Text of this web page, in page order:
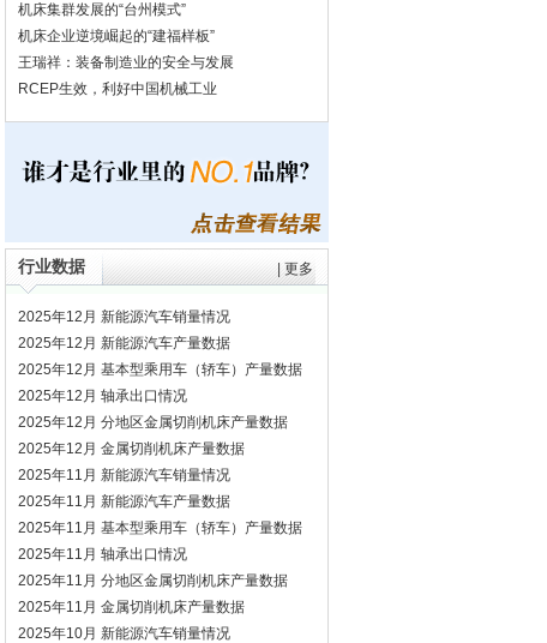
机床集群发展的“台州模式”
机床企业逆境崛起的“建福样板”
王瑞祥：装备制造业的安全与发展
RCEP生效，利好中国机械工业
行业数据 更多
2025年12月 新能源汽车销量情况
2025年12月 新能源汽车产量数据
2025年12月 基本型乘用车（轿车）产量数据
2025年12月 轴承出口情况
2025年12月 分地区金属切削机床产量数据
2025年12月 金属切削机床产量数据
2025年11月 新能源汽车销量情况
2025年11月 新能源汽车产量数据
2025年11月 基本型乘用车（轿车）产量数据
2025年11月 轴承出口情况
2025年11月 分地区金属切削机床产量数据
2025年11月 金属切削机床产量数据
2025年10月 新能源汽车销量情况